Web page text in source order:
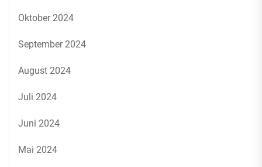
Oktober 2024
September 2024
August 2024
Juli 2024
Juni 2024
Mai 2024